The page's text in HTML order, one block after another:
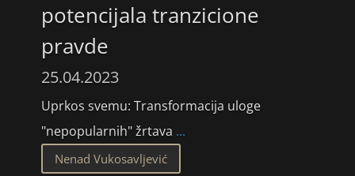
potencijala tranzicione
pravde
25.04.2023
Uprkos svemu: Transformacija uloge
"nepopularnih" žrtava ...
Nenad Vukosavljević